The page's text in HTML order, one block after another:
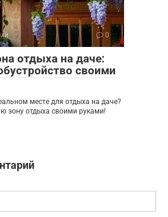
0
отдыха на даче:
своими
месте для отдыха на даче?
зону отдыха своими руками!